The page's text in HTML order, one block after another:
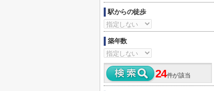
駅からの徒歩
築年数
24件が該当